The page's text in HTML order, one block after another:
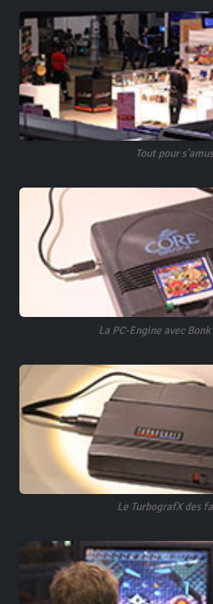
Tout pour
La PC-Engine avec
Le TurbografX des